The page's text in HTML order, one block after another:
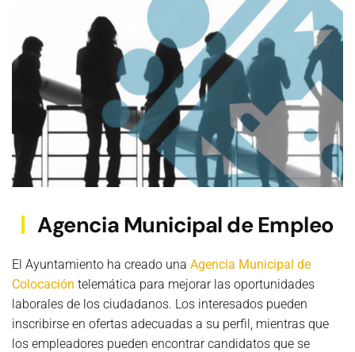
Agencia Municipal de Empleo
El Ayuntamiento ha creado una Agencia Municipal de
Colocación telemática para mejorar las oportunidades
laborales de los ciudadanos. Los interesados pueden
inscribirse en ofertas adecuadas a su perfil, mientras que
los empleadores pueden encontrar candidatos que se